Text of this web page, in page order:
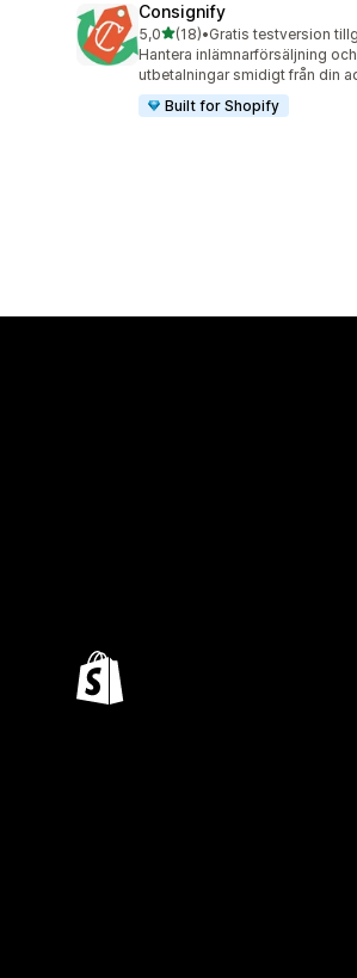
Consignify
5,0av 5 stjärnor
(18)
18 recensioner totalt
•Gratis testversion
Hantera inlämnarförsäljning och
utbetalningar smidigt från din
Built for Shopify